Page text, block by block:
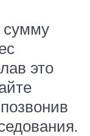
сумму
это